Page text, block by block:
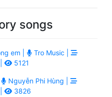
songs
em |
Tro Music |
5121
Nguyễn Phi Hùng |
3826